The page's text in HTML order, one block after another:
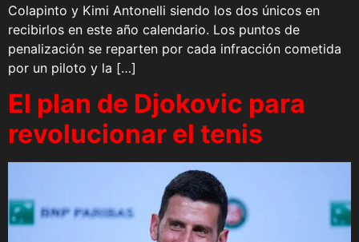
Colapinto y Kimi Antonelli siendo los dos únicos en
recibirlos en este año calendario. Los puntos de
penalización se reparten por cada infracción cometida
por un piloto y la […]
El plan de Djokovic para
revolucionar el tenis